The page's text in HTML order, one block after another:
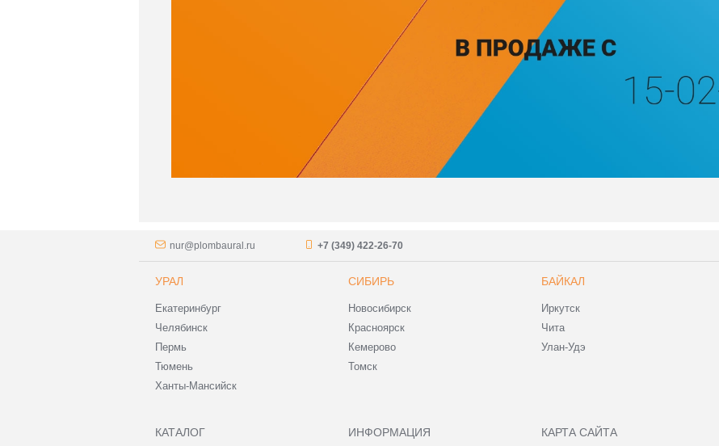
nur@plombaural.ru +7 (349) 422-26-70
УРАЛ
Екатеринбург
Челябинск
Пермь
Тюмень
Ханты-Мансийск
СИБИРЬ
Новосибирск
Красноярск
Кемерово
Томск
БАЙКАЛ
Иркутск
Чита
Улан-Удэ
КАТАЛОГ ИНФОРМАЦИЯ КАРТА САЙТА